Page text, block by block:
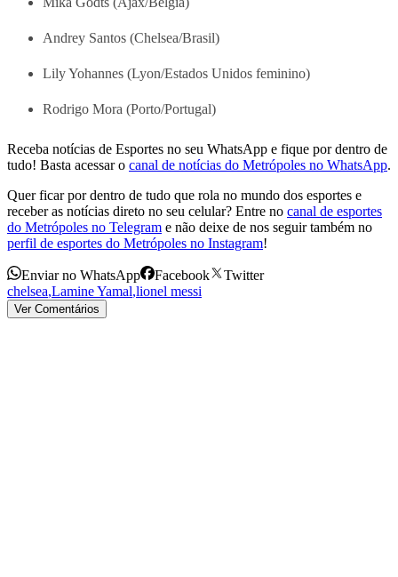
Andrey Santos (Chelsea/Brasil)
Lily Yohannes (Lyon/Estados Unidos feminino)
Rodrigo Mora (Porto/Portugal)
Receba notícias de Esportes no seu WhatsApp e fique por dentro de
tudo! Basta acessar o canal de notícias do Metrópoles no WhatsApp.
Quer ficar por dentro de tudo que rola no mundo dos esportes e
receber as notícias direto no seu celular? Entre no canal de esportes
do Metrópoles no Telegram e não deixe de nos seguir também no
perfil de esportes do Metrópoles no Instagram!
Enviar no WhatsApp Facebook
Twitter
chelsea,Lamine Yamal,lionel messi
Ver Comentários